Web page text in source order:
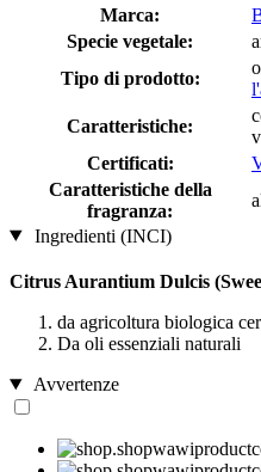
Marca:
Specie vegetale:
Tipo di prodotto:
Caratteristiche:
Certificati:
Caratteristiche della
fragranza:
Ingredienti (INCI)
Citrus Aurantium Dulcis
da agricoltura biologica
Da oli essenziali naturali
Avvertenze